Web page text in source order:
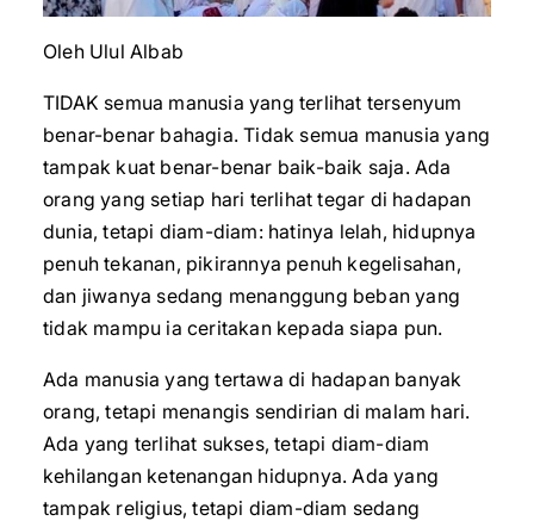
Oleh Ulul Albab
TIDAK semua manusia yang terlihat tersenyum
benar-benar bahagia. Tidak semua manusia yang
tampak kuat benar-benar baik-baik saja. Ada
orang yang setiap hari terlihat tegar di hadapan
dunia, tetapi diam-diam: hatinya lelah, hidupnya
penuh tekanan, pikirannya penuh kegelisahan,
dan jiwanya sedang menanggung beban yang
tidak mampu ia ceritakan kepada siapa pun.
Ada manusia yang tertawa di hadapan banyak
orang, tetapi menangis sendirian di malam hari.
Ada yang terlihat sukses, tetapi diam-diam
kehilangan ketenangan hidupnya. Ada yang
tampak religius, tetapi diam-diam sedang